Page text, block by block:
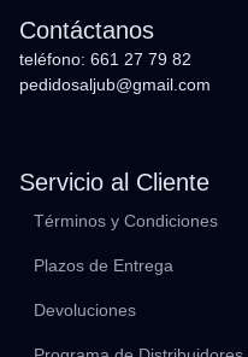
Contáctanos
teléfono: 661 27 79 82
pedidosaljub@gmail.com
Servicio al Cliente
Términos y Condiciones
Plazos de Entrega
Devoluciones